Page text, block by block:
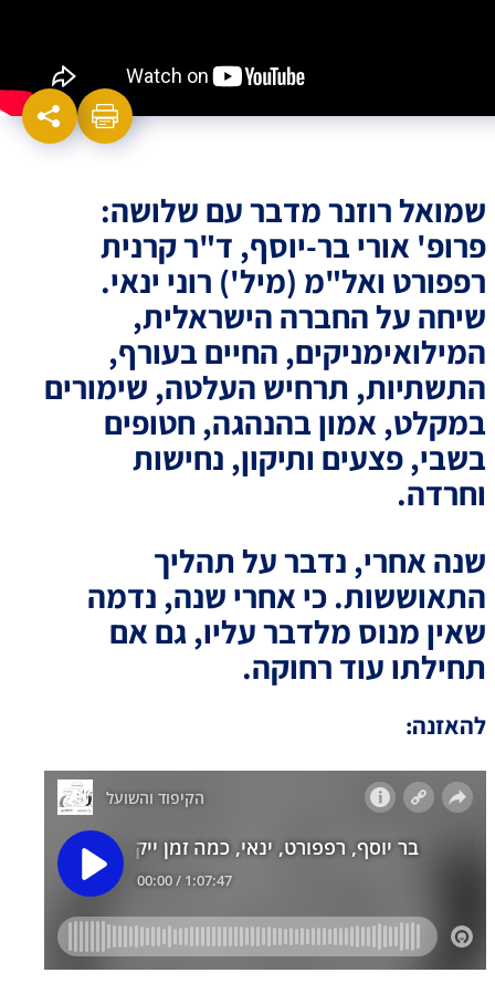
שמואל רוזנר מדבר עם שלושה:
פרופ' אורי בר-יוסף, ד"ר קרנית
רפפורט ואל"מ (מיל') רוני ינאי.
שיחה על החברה הישראלית,
המילואימניקים, החיים בעורף,
התשתיות, תרחיש העלטה, שימורים
במקלט, אמון בהנהגה, חטופים
בשבי, פצעים ותיקון, נחישות
וחרדה.
שנה אחרי, נדבר על תהליך
התאוששות. כי אחרי שנה, נדמה
שאין מנוס מלדבר עליו, גם אם
תחילתו עוד רחוקה.
להאזנה: